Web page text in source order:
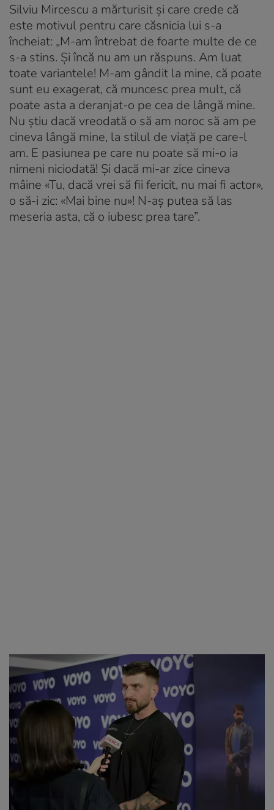
Silviu Mircescu a mărturisit și care crede că
este motivul pentru care căsnicia lui s-a
încheiat: „M-am întrebat de foarte multe de ce
s-a stins. Și încă nu am un răspuns. Am luat
toate variantele! M-am gândit la mine, că poate
sunt eu exagerat, că muncesc prea mult, că
poate asta a deranjat-o pe cea de lângă mine.
Nu știu dacă vreodată o să am noroc să am pe
cineva lângă mine, la stilul de viață pe care-l
am. E pasiunea pe care nu poate să mi-o ia
nimeni niciodată! Și dacă mi-ar zice cineva
mâine «Tu, dacă vrei să fii fericit, nu mai fi actor»,
o să-i zic: «Mai bine nu»! N-aș putea să las
meseria asta, că o iubesc prea tare”.